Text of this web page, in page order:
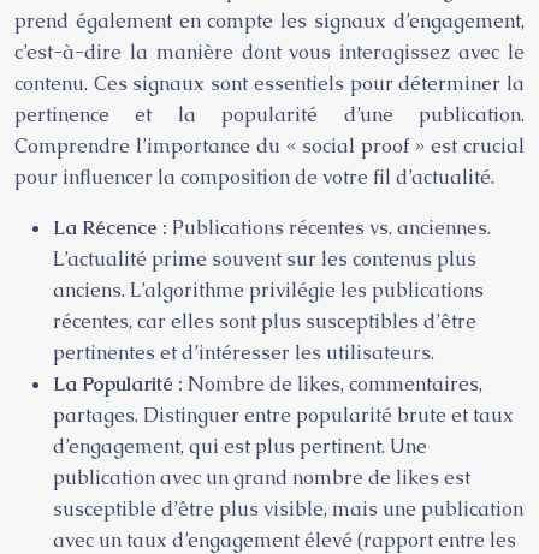
prend également en compte les signaux d’engagement,
c’est-à-dire la manière dont vous interagissez avec le
contenu. Ces signaux sont essentiels pour déterminer la
pertinence et la popularité d’une publication.
Comprendre l’importance du « social proof » est crucial
pour influencer la composition de votre fil d’actualité.
La Récence : Publications récentes vs. anciennes.
L’actualité prime souvent sur les contenus plus
anciens. L’algorithme privilégie les publications
récentes, car elles sont plus susceptibles d’être
pertinentes et d’intéresser les utilisateurs.
La Popularité : Nombre de likes, commentaires,
partages. Distinguer entre popularité brute et taux
d’engagement, qui est plus pertinent. Une
publication avec un grand nombre de likes est
susceptible d’être plus visible, mais une publication
avec un taux d’engagement élevé (rapport entre les